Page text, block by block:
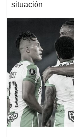
situación